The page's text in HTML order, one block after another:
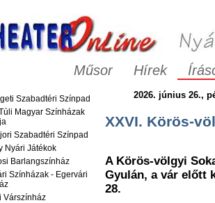
Műsor Hírek
Szabadtéri Színpad
Magyar Színházak
Szabadtéri Színpad
Nyári Játékok
Barlangszínház
Színházak - Egervári
Várszínház
2026. június 26.,
XXVI. Körös-
A Körös-völgyi
Gyulán, a vár előtt
28.